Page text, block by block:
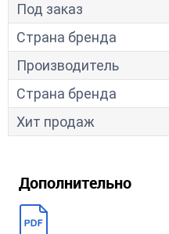
Под заказ
Страна бренда
Производитель
Страна бренда
Хит продаж
Дополнительно